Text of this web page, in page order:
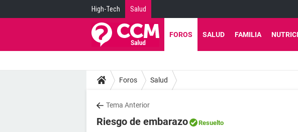
High-Tech Salud
FOROS SALUD FAMILIA
Foros Salud
Tema Anterior
Riesgo de embarazo Resuelto